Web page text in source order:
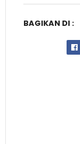
BAGIKAN DI :